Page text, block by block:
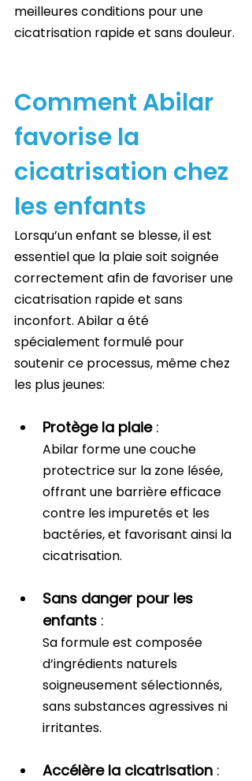
meilleures conditions pour une
cicatrisation rapide et sans douleur.
Comment Abilar
favorise la
cicatrisation chez
les enfants
Lorsqu’un enfant se blesse, il est
essentiel que la plaie soit soignée
correctement afin de favoriser une
cicatrisation rapide et sans
inconfort. Abilar a été
spécialement formulé pour
soutenir ce processus, même chez
les plus jeunes:
Protège la plaie :
Abilar forme une couche
protectrice sur la zone lésée,
offrant une barrière efficace
contre les impuretés et les
bactéries, et favorisant ainsi la
cicatrisation.
Sans danger pour les
enfants :
Sa formule est composée
d’ingrédients naturels
soigneusement sélectionnés,
sans substances agressives ni
irritantes.
Accélère la cicatrisation :